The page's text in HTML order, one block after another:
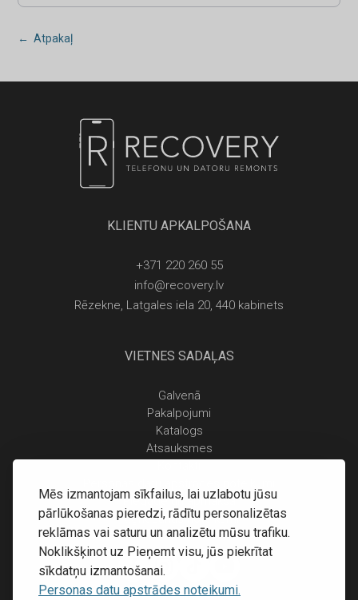
Mēs izmantojam sīkfailus, lai uzlabotu jūsu
pārlūkošanas pieredzi, rādītu personalizētas
reklāmas vai saturu un analizētu mūsu trafiku.
Noklikšķinot uz Pieņemt visu, jūs piekrītat
sīkdatņu izmantošanai.
Personas datu apstrādes noteikumi.
← Atpakaļ
KLIENTU APKALPOŠANA
+371 220 260 55
info@recovery.lv
Rēzekne, Latgales iela 20, 440 kabinets
VIETNES SADAĻAS
Galvenā
Pakalpojumi
Katalogs
Atsauksmes
Piegāde un apmaksa
Atgriešanas noteikumi